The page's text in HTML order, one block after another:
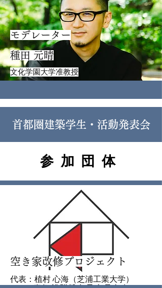
モデレーター
種田 元晴
文化学園大学准教授
首都圏建築学生・活動発表会
参加団体
空き家改修プロジェクト
代表：植村 心海（芝浦工業大学）